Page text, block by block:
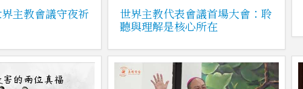
主教會議守夜祈
世界主教代表會議首場大會：聆
聽與理解是核心所在